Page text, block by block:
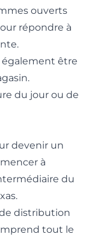
ouverts
répondre à
être
du jour ou de
devenir un
à
du
distribution
tout le